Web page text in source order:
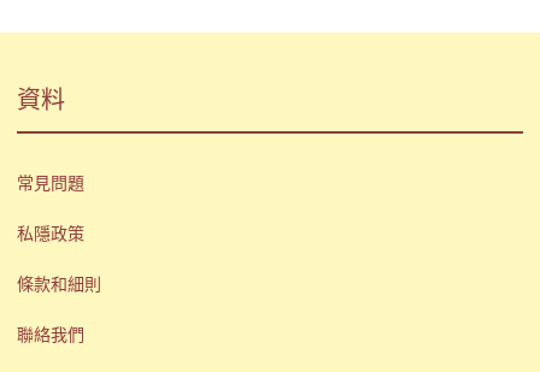
資料
常見問題
私隱政策
條款和細則
聯絡我們